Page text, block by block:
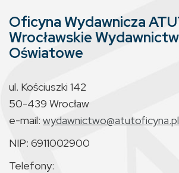
Oficyna Wydawnicza
Wrocławskie
Oświatowe
ul. Kościuszki 142
50-439 Wrocław
e-mail: wydawnictwo@atutoficyna.pl
NIP: 6911002900
Telefony: